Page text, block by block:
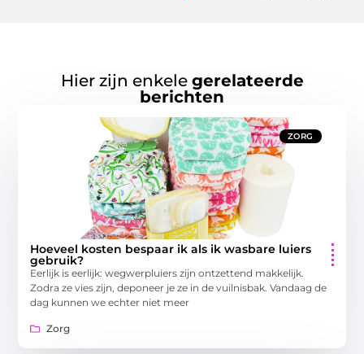
Hier zijn enkele gerelateerde
berichten
ZORG
Hoeveel kosten bespaar ik als ik wasbare luiers
gebruik?
Eerlijk is eerlijk: wegwerpluiers zijn ontzettend makkelijk.
Zodra ze vies zijn, deponeer je ze in de vuilnisbak. Vandaag de
dag kunnen we echter niet meer
Zorg